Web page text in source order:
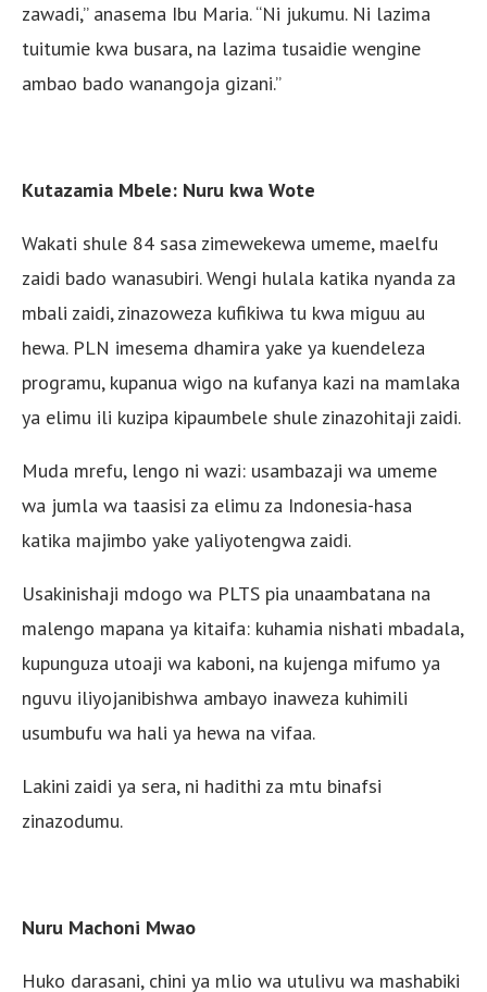
zawadi,” anasema Ibu Maria. “Ni jukumu. Ni lazima
tuitumie kwa busara, na lazima tusaidie wengine
ambao bado wanangoja gizani.”
Kutazamia Mbele: Nuru kwa Wote
Wakati shule 84 sasa zimewekewa umeme, maelfu
zaidi bado wanasubiri. Wengi hulala katika nyanda za
mbali zaidi, zinazoweza kufikiwa tu kwa miguu au
hewa. PLN imesema dhamira yake ya kuendeleza
programu, kupanua wigo na kufanya kazi na mamlaka
ya elimu ili kuzipa kipaumbele shule zinazohitaji zaidi.
Muda mrefu, lengo ni wazi: usambazaji wa umeme
wa jumla wa taasisi za elimu za Indonesia-hasa
katika majimbo yake yaliyotengwa zaidi.
Usakinishaji mdogo wa PLTS pia unaambatana na
malengo mapana ya kitaifa: kuhamia nishati mbadala,
kupunguza utoaji wa kaboni, na kujenga mifumo ya
nguvu iliyojanibishwa ambayo inaweza kuhimili
usumbufu wa hali ya hewa na vifaa.
Lakini zaidi ya sera, ni hadithi za mtu binafsi
zinazodumu.
Nuru Machoni Mwao
Huko darasani, chini ya mlio wa utulivu wa mashabiki